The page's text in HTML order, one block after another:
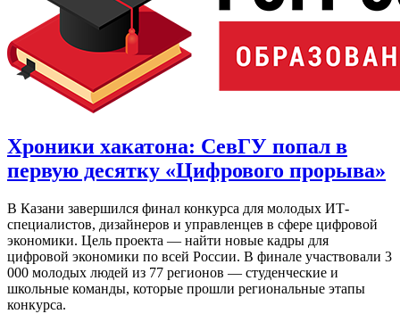
Хроники хакатона: СевГУ попал в
первую десятку «Цифрового прорыва»
В Казани завершился финал конкурса для молодых ИТ-
специалистов, дизайнеров и управленцев в сфере цифровой
экономики. Цель проекта — найти новые кадры для
цифровой экономики по всей России. В финале участвовали 3
000 молодых людей из 77 регионов — студенческие и
школьные команды, которые прошли региональные этапы
конкурса.